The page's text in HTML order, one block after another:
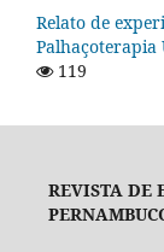
Relato de
Palhaçoterapia
119
REVISTA DE